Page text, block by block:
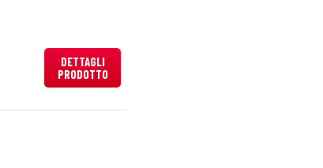
DETTAGLI
PRODOTTO